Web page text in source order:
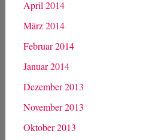
April 2014
März 2014
Februar 2014
Januar 2014
Dezember 2013
November 2013
Oktober 2013